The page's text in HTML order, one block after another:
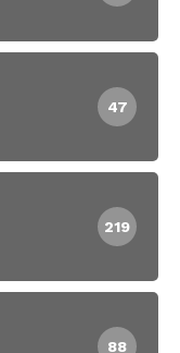
47
219
88